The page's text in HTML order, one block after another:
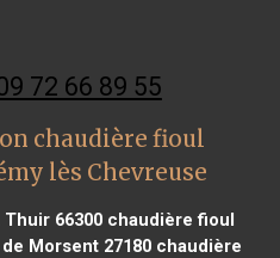
72 66 89 55
chaudière fioul
lès Chevreuse
66300chaudière fioul
Morsent 27180chaudière